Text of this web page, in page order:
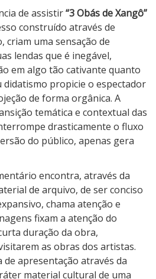
de assistir“3 Obás de Xangô”
construído através de
criam uma sensação de
lendas que é inegável,
em algo tão cativante quanto
didatismo propicie o espectador
de forma orgânica. A
temática e contextual das
drasticamente o fluxo
do público, apenas gera
encontra, através da
de arquivo, de ser conciso
chama atenção e
fixam a atenção do
duração da obra,
as obras dos artistas.
apresentação através da
material cultural de uma